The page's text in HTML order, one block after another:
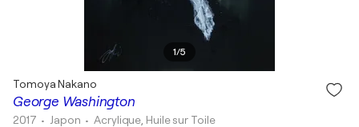
1/5
George Washington
Tomoya Nakano
2017 • Japon •Acrylique, Huile sur Toile